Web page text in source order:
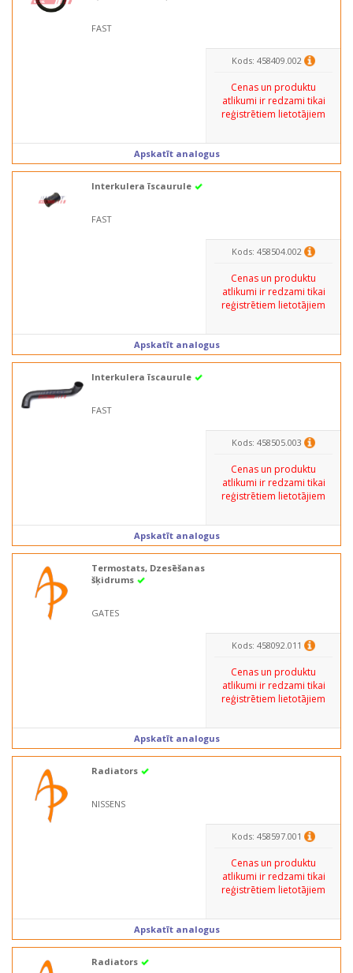
FAST
Kods: 458409.002
Cenas un produktu
atlikumi ir redzami tikai
reģistrētiem lietotājiem
Apskatīt analogus
Interkulera īscaurule
FAST
Kods: 458504.002
Cenas un produktu
atlikumi ir redzami tikai
reģistrētiem lietotājiem
Apskatīt analogus
Interkulera īscaurule
FAST
Kods: 458505.003
Cenas un produktu
atlikumi ir redzami tikai
reģistrētiem lietotājiem
Apskatīt analogus
Termostats, Dzesēšanas
šķidrums
GATES
Kods: 458092.011
Cenas un produktu
atlikumi ir redzami tikai
reģistrētiem lietotājiem
Apskatīt analogus
Radiators
NISSENS
Kods: 458597.001
Cenas un produktu
atlikumi ir redzami tikai
reģistrētiem lietotājiem
Apskatīt analogus
Radiators